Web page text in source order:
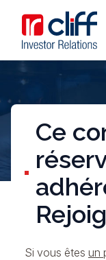
contenu
principal
Aller directement
Ce
Si vous êtes un